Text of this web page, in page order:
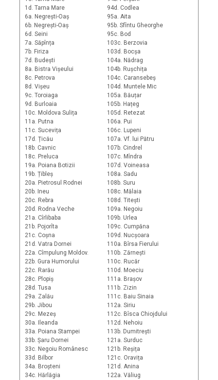
1d. Tarna Mare
6a. Negrești-Oaș
6b. Negrești-Oaș
6d. Seini
7a. Săpînța
7b. Firiza
7d. Budești
8a. Bistra Vișeului
8c. Petrova
8d. Vișeu
9c. Toroiaga
9d. Burloaia
10c. Moldova Sulița
11a. Putna
11c. Sucevița
17d. Țicău
18b. Cavnic
18c. Preluca
19a. Poiana Botizii
19b. Țibleș
20a. Pietrosul Rodnei
20b. Ineu
20c. Rebra
20d. Rodna Veche
21a. Cîrlibaba
21b. Pojorîta
21c. Coșna
21d. Vatra Dornei
22a. Cîmpulung Moldov.
22b. Gura Humorului
22c. Rarău
28c. Plopiș
28d. Tusa
29a. Zalău
29b. Jibou
29c. Mezeș
30a. Ileanda
33a. Poiana Stampei
33b. Șaru Dornei
33c. Negoiu Românesc
33d. Bilbor
34a. Broșteni
34c. Hărlăgia
94d. Codlea
95a. Aita
95b. Sfîntu Gheorghe
95c. Bod
103c. Berzovia
103d. Bocșa
104a. Nădrag
104b. Rușchița
104c. Caransebeș
104d. Muntele Mic
105a. Băuțar
105b. Hațeg
105d. Retezat
106a. Pui
106c. Lupeni
107a. Vf. lui Pătru
107b. Cindrel
107c. Mîndra
107d. Voineasa
108a. Sadu
108b. Suru
108c. Mălaia
108d. Titești
109a. Negoiu
109b. Urlea
109c. Cumpăna
109d. Nucșoara
110a. Bîrsa Fierului
110b. Zărnești
110c. Rucăr
110d. Moeciu
111a. Brașov
111b. Zizin
111c. Baiu Sinaia
112a. Siriu
112c. Bîsca Chiojdului
112d. Nehoiu
113b. Dumitrești
121a. Surduc
121b. Reșița
121c. Oravița
121d. Anina
122a. Văliug